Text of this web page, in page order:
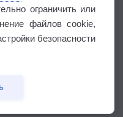
ограничить или
файлов cookie,
безопасности